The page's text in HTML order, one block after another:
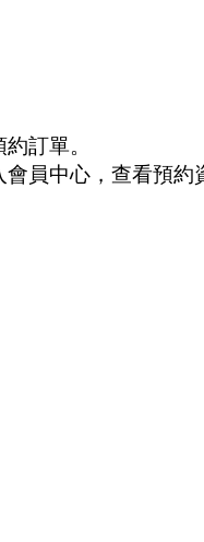
訂單。
員中心，查看預約